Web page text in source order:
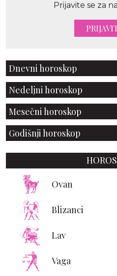
Prijavite se za
Dnevni horoskop
Nedeljni horoskop
Mesečni horoskop
Godišnji horoskop
Ovan
Blizanci
Lav
Vaga